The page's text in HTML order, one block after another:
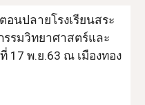
นปลายโรงเรียนสระ
รมวิทยาศาสตร์และ
17 พ.ย.63 ณ เมืองทอง